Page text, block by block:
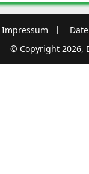
Impressum
© Copyright 2026,